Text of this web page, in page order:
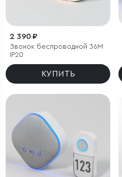
2 390 ₽
Звонок беспроводной 36M
IP20
КУПИТЬ